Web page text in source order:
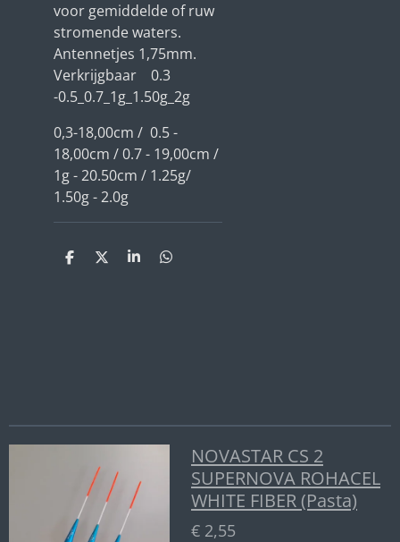
voor gemiddelde of ruw
stromende waters.
Antennetjes 1,75mm.
Verkrijgbaar 0.3
-0.5_0.7_1g_1.50g_2g
0,3-18,00cm / 0.5 -
18,00cm / 0.7 - 19,00cm /
1g - 20.50cm / 1.25g/
1.50g - 2.0g
D
D
S
D
NOVASTAR CS 2
SUPERNOVA ROHACEL
WHITE FIBER (Pasta)
€ 2,55